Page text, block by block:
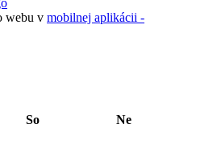
webu v mobilnej aplikácii -
So Ne